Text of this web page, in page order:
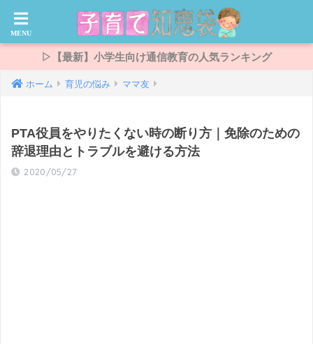
▷【最新】小学生向け通信教育の人気ランキング
ホーム 育児の悩み ママ友
PTA役員をやりたくない時の断り方｜免除のための
辞退理由とトラブルを避ける方法
2020/05/27